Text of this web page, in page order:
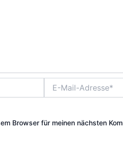
Mail-
Browser für meinen nächsten